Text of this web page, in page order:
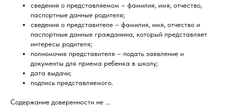
сведения о представляемом – фамилия, имя, отчество,
паспортные данные родителя;
сведения о представителе – фамилия, имя, отчество и
паспортные данные гражданина, который представляет
интересы родителя;
полномочия представителя – подать заявление и
документы для приема ребенка в школу;
дата выдачи;
подпись представляемого.
Содержание доверенности не ...